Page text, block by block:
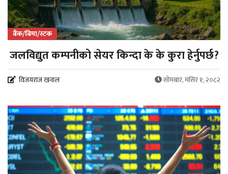
बैंक/बिमा/स्टक
जलविद्युत कम्पनीको सेयर किन्दा के के कुरा हेर्नुपर्छ?
विजयराज खनाल सोमबार, मंसिर १, २०८२